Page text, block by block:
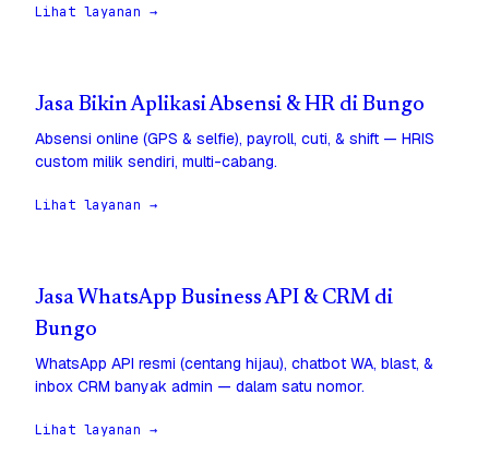
Lihat layanan →
Jasa Bikin Aplikasi Absensi & HR di Bungo
Absensi online (GPS & selfie), payroll, cuti, & shift — HRIS
custom milik sendiri, multi-cabang.
Lihat layanan →
Jasa WhatsApp Business API & CRM di
Bungo
WhatsApp API resmi (centang hijau), chatbot WA, blast, &
inbox CRM banyak admin — dalam satu nomor.
Lihat layanan →